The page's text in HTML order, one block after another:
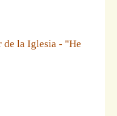
de la Iglesia - "He